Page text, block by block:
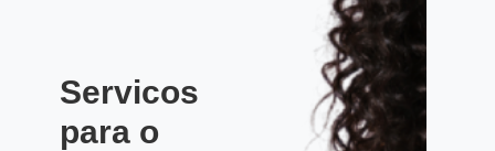
Servicos
para o